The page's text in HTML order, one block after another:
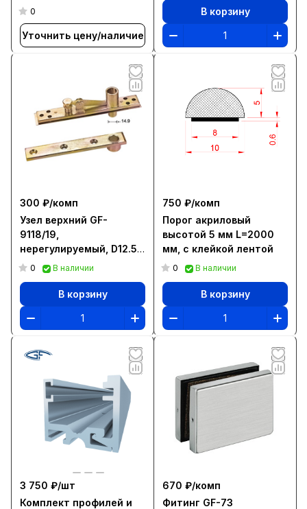
стекла 12 мм, L=3000
мм, серебро
0
Уточнить цену/наличие
В корзину
300 ₽/комп
Узел верхний GF-
9118/19,
нерегулируемый, D12.5
и вставка под доводчик
0 В наличии
В корзину
750 ₽/комп
Порог акриловый
высотой 5 мм L=2000
мм, с клейкой лентой
0 В наличии
В корзину
3 750 ₽/шт
Комплект профилей и
670 ₽/комп
Фитинг GF-73